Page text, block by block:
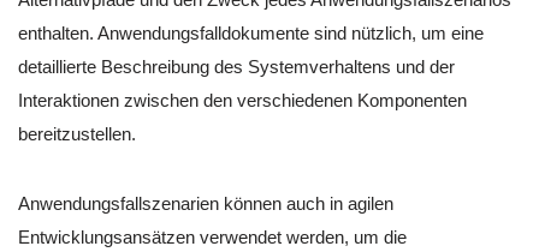
enthalten. Anwendungsfalldokumente sind nützlich, um eine
detaillierte Beschreibung des Systemverhaltens und der
Interaktionen zwischen den verschiedenen Komponenten
bereitzustellen.
Anwendungsfallszenarien können auch in agilen
Entwicklungsansätzen verwendet werden, um die